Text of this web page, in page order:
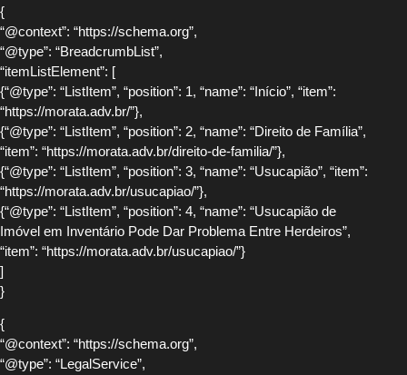
{
“@context”: “https://schema.org”,
“@type”: “BreadcrumbList”,
“itemListElement”: [
{“@type”: “ListItem”, “position”: 1, “name”: “Início”, “item”:
“https://morata.adv.br/”},
{“@type”: “ListItem”, “position”: 2, “name”: “Direito de Família”,
“item”: “https://morata.adv.br/direito-de-familia/”},
{“@type”: “ListItem”, “position”: 3, “name”: “Usucapião”, “item”:
“https://morata.adv.br/usucapiao/”},
{“@type”: “ListItem”, “position”: 4, “name”: “Usucapião de
Imóvel em Inventário Pode Dar Problema Entre Herdeiros”,
“item”: “https://morata.adv.br/usucapiao/”}
]
}
{
“@context”: “https://schema.org”,
“@type”: “LegalService”,